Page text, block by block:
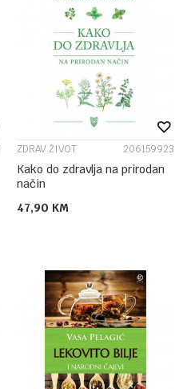
ZDRAV ŽIVOT 206159923
Kako do zdravlja na prirodan
način
47,90 KM